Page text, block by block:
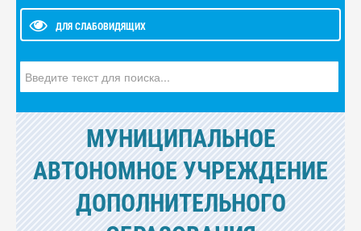
ДЛЯ СЛАБОВИДЯЩИХ
МУНИЦИПАЛЬНОЕ
АВТОНОМНОЕ УЧРЕЖДЕНИЕ
ДОПОЛНИТЕЛЬНОГО